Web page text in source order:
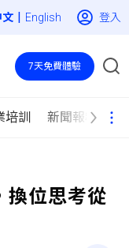
| English 登入
培訓 新聞報導
7天免費體驗
換位思考從